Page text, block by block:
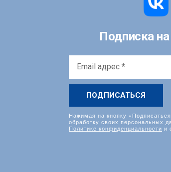
Подписка на
Email
адрес
*
Нажимая на кнопку
обработку своих персональных
Политике конфиденциальности и